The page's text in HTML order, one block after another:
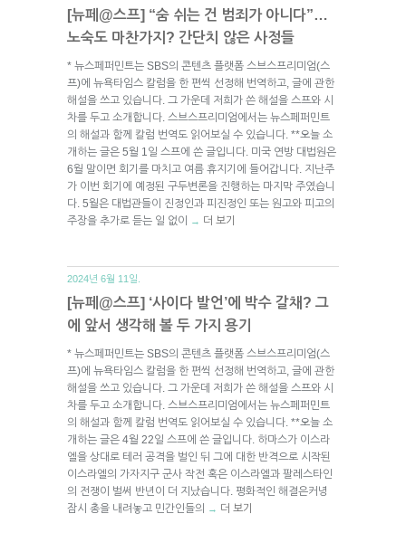
[뉴페@스프] “숨 쉬는 건 범죄가 아니다”…
노숙도 마찬가지? 간단치 않은 사정들
* 뉴스페퍼민트는 SBS의 콘텐츠 플랫폼 스브스프리미엄(스
프)에 뉴욕타임스 칼럼을 한 편씩 선정해 번역하고, 글에 관한
해설을 쓰고 있습니다. 그 가운데 저희가 쓴 해설을 스프와 시
차를 두고 소개합니다. 스브스프리미엄에서는 뉴스페퍼민트
의 해설과 함께 칼럼 번역도 읽어보실 수 있습니다. **오늘 소
개하는 글은 5월 1일 스프에 쓴 글입니다. 미국 연방 대법원은
6월 말이면 회기를 마치고 여름 휴지기에 들어갑니다. 지난주
가 이번 회기에 예정된 구두변론을 진행하는 마지막 주였습니
다. 5월은 대법관들이 진정인과 피진정인 또는 원고와 피고의
주장을 추가로 듣는 일 없이
→ 더 보기
2024년 6월 11일.
[뉴페@스프] ‘사이다 발언’에 박수 갈채? 그
에 앞서 생각해 볼 두 가지 용기
* 뉴스페퍼민트는 SBS의 콘텐츠 플랫폼 스브스프리미엄(스
프)에 뉴욕타임스 칼럼을 한 편씩 선정해 번역하고, 글에 관한
해설을 쓰고 있습니다. 그 가운데 저희가 쓴 해설을 스프와 시
차를 두고 소개합니다. 스브스프리미엄에서는 뉴스페퍼민트
의 해설과 함께 칼럼 번역도 읽어보실 수 있습니다. **오늘 소
개하는 글은 4월 22일 스프에 쓴 글입니다. 하마스가 이스라
엘을 상대로 테러 공격을 벌인 뒤 그에 대한 반격으로 시작된
이스라엘의 가자지구 군사 작전 혹은 이스라엘과 팔레스타인
의 전쟁이 벌써 반년이 더 지났습니다. 평화적인 해결은커녕
잠시 총을 내려놓고 민간인들의
→ 더 보기